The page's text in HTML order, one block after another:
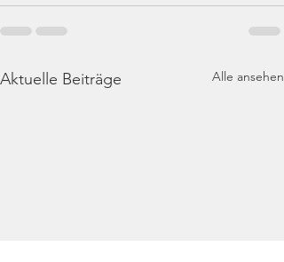
Aktuelle Beiträge Alle ansehen